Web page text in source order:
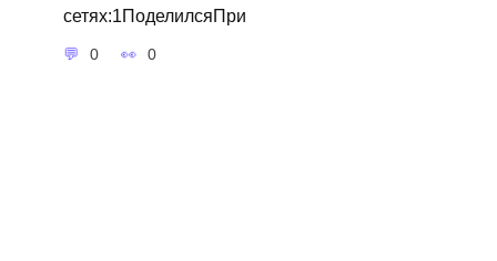
сетях:1ПоделилсяПри
0 0